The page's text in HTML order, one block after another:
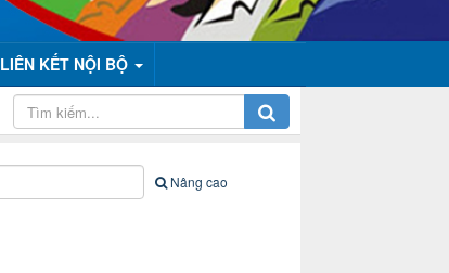
LIÊN KẾT NỘI BỘ
Nâng cao